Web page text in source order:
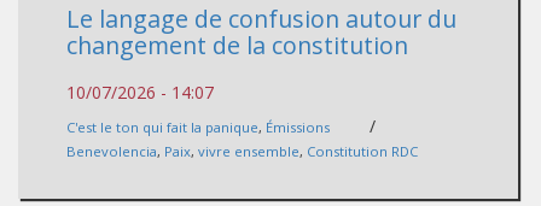
Le langage de confusion autour du
changement de la constitution
10/07/2026 - 14:07
C'est le ton qui fait la panique, Émissions /
Benevolencia, Paix, vivre ensemble, Constitution RDC